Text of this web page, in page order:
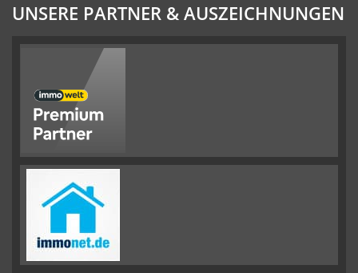
UNSERE PARTNER & AUSZEICHNUNGEN